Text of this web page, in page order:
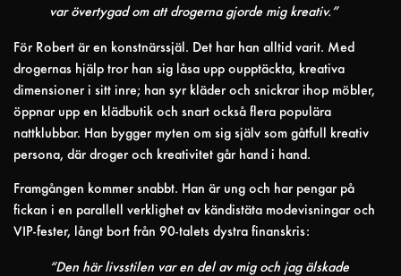
var övertygad om att drogerna gjorde mig kreativ.”
För Robert är en konstnärssjäl. Det har han alltid varit. Med
drogernas hjälp tror han sig låsa upp oupptäckta, kreativa
dimensioner i sitt inre; han syr kläder och snickrar ihop möbler,
öppnar upp en klädbutik och snart också flera populära
nattklubbar. Han bygger myten om sig själv som gåtfull kreativ
persona, där droger och kreativitet går hand i hand.
Framgången kommer snabbt. Han är ung och har pengar på
fickan i en parallell verklighet av kändistäta modevisningar och
VIP-fester, långt bort från 90-talets dystra finanskris:
“Den här livsstilen var en del av mig och jag älskade